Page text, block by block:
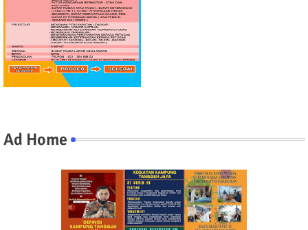
Ad Home